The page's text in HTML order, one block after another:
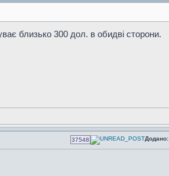
близько 300 дол. в обидві сторони.
37548 Додано: